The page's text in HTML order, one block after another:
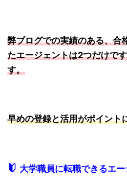
弊ブログでの実績のある、合
たエージェントは2つだけで
す。
早めの登録と活用がポイント
大学職員に転職できるエー